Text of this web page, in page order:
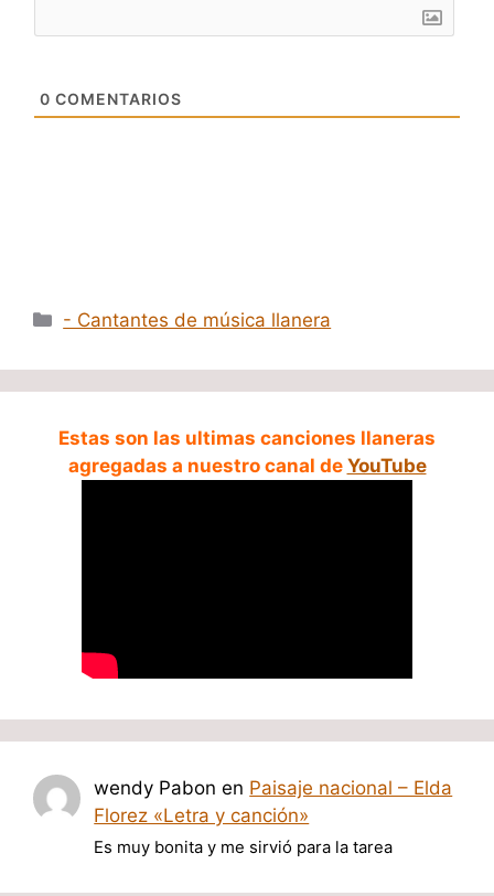
0 COMENTARIOS
Categorías
- Cantantes de música llanera
Estas son las ultimas canciones llaneras
agregadas a nuestro canal de YouTube
wendy Pabon en Paisaje nacional – Elda
Florez «Letra y canción»
Es muy bonita y me sirvió para la tarea